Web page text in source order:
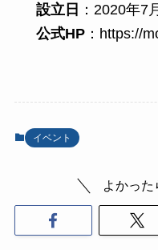
設立日 ：2020年7
公式HP： https://
イベント
よかった